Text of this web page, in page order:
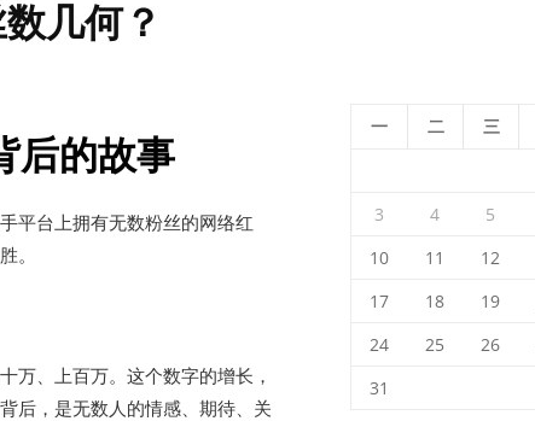
几何？
后的故事
平台上拥有无数粉丝的网络红
。
万、上百万。这个数字的增长，
后，是无数人的情感、期待、关
一 二 三
3
4 5
10
11 12
17
18 19
24
25 26
31